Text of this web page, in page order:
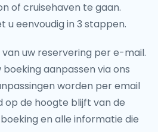
of cruisehaven te gaan.
u eenvoudig in 3 stappen.
uw reservering per e-mail.
boeking aanpassen via ons
worden per email
op de hoogte blijft van de
en alle informatie die